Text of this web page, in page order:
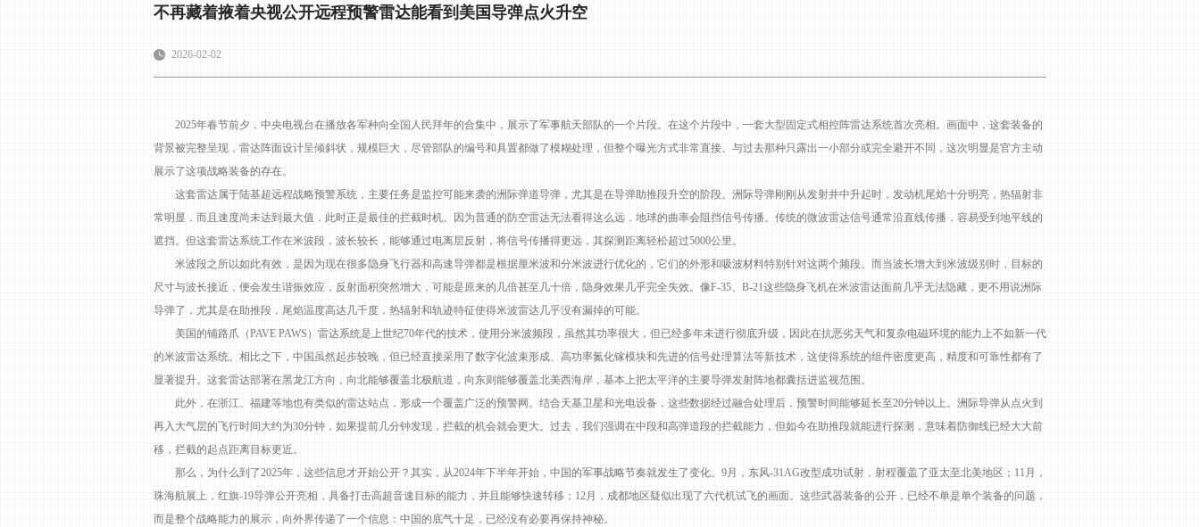
不再藏着掖着央视公开远程预警雷达能看到美国导弹点火升空
2026-02-02
2025年春节前夕，中央电视台在播放各军种向全国人民拜年的合集中，展示了军事航天部队的一个片段。在这个片段中，一套大型固定式相控阵雷达系统首次亮相。画面中，这套装备的
背景被完整呈现，雷达阵面设计呈倾斜状，规模巨大，尽管部队的编号和具置都做了模糊处理，但整个曝光方式非常直接。与过去那种只露出一小部分或完全避开不同，这次明显是官方主动
展示了这项战略装备的存在。
这套雷达属于陆基超远程战略预警系统，主要任务是监控可能来袭的洲际弹道导弹，尤其是在导弹助推段升空的阶段。洲际导弹刚刚从发射井中升起时，发动机尾焰十分明亮，热辐射非
常明显，而且速度尚未达到最大值，此时正是最佳的拦截时机。因为普通的防空雷达无法看得这么远，地球的曲率会阻挡信号传播。传统的微波雷达信号通常沿直线传播，容易受到地平线的
遮挡。但这套雷达系统工作在米波段，波长较长，能够通过电离层反射，将信号传播得更远，其探测距离轻松超过5000公里。
米波段之所以如此有效，是因为现在很多隐身飞行器和高速导弹都是根据厘米波和分米波进行优化的，它们的外形和吸波材料特别针对这两个频段。而当波长增大到米波级别时，目标的
尺寸与波长接近，便会发生谐振效应，反射面积突然增大，可能是原来的几倍甚至几十倍，隐身效果几乎完全失效。像F-35、B-21这些隐身飞机在米波雷达面前几乎无法隐藏，更不用说洲际
导弹了，尤其是在助推段，尾焰温度高达几千度，热辐射和轨迹特征使得米波雷达几乎没有漏掉的可能。
美国的铺路爪（PAVE PAWS）雷达系统是上世纪70年代的技术，使用分米波频段，虽然其功率很大，但已经多年未进行彻底升级，因此在抗恶劣天气和复杂电磁环境的能力上不如新一代
的米波雷达系统。相比之下，中国虽然起步较晚，但已经直接采用了数字化波束形成、高功率氮化镓模块和先进的信号处理算法等新技术，这使得系统的组件密度更高，精度和可靠性都有了
显著提升。这套雷达部署在黑龙江方向，向北能够覆盖北极航道，向东则能够覆盖北美西海岸，基本上把太平洋的主要导弹发射阵地都囊括进监视范围。
此外，在浙江、福建等地也有类似的雷达站点，形成一个覆盖广泛的预警网。结合天基卫星和光电设备，这些数据经过融合处理后，预警时间能够延长至20分钟以上。洲际导弹从点火到
再入大气层的飞行时间大约为30分钟，如果提前几分钟发现，拦截的机会就会更大。过去，我们强调在中段和高弹道段的拦截能力，但如今在助推段就能进行探测，意味着防御线已经大大前
移，拦截的起点距离目标更近。
那么，为什么到了2025年，这些信息才开始公开？其实，从2024年下半年开始，中国的军事战略节奏就发生了变化。9月，东风-31AG改型成功试射，射程覆盖了亚太至北美地区；11月，
珠海航展上，红旗-19导弹公开亮相，具备打击高超音速目标的能力，并且能够快速转移；12月，成都地区疑似出现了六代机试飞的画面。这些武器装备的公开，已经不单是单个装备的问题，
而是整个战略能力的展示，向外界传递了一个信息：中国的底气十足，已经没有必要再保持神秘。